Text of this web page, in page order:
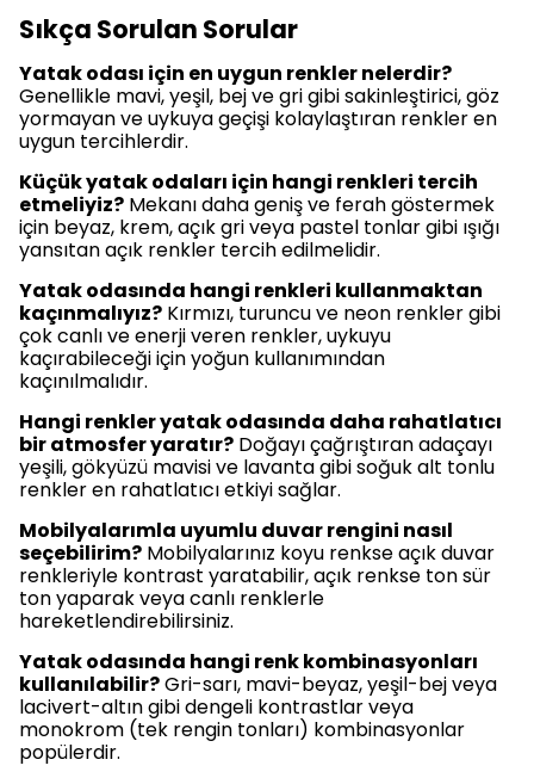
Sıkça Sorulan Sorular
Yatak odası için en uygun renkler nelerdir?
Genellikle mavi, yeşil, bej ve gri gibi sakinleştirici, göz
yormayan ve uykuya geçişi kolaylaştıran renkler en
uygun tercihlerdir.
Küçük yatak odaları için hangi renkleri tercih
etmeliyiz? Mekanı daha geniş ve ferah göstermek
için beyaz, krem, açık gri veya pastel tonlar gibi ışığı
yansıtan açık renkler tercih edilmelidir.
Yatak odasında hangi renkleri kullanmaktan
kaçınmalıyız? Kırmızı, turuncu ve neon renkler gibi
çok canlı ve enerji veren renkler, uykuyu
kaçırabileceği için yoğun kullanımından
kaçınılmalıdır.
Hangi renkler yatak odasında daha rahatlatıcı
bir atmosfer yaratır? Doğayı çağrıştıran adaçayı
yeşili, gökyüzü mavisi ve lavanta gibi soğuk alt tonlu
renkler en rahatlatıcı etkiyi sağlar.
Mobilyalarımla uyumlu duvar rengini nasıl
seçebilirim? Mobilyalarınız koyu renkse açık duvar
renkleriyle kontrast yaratabilir, açık renkse ton sür
ton yaparak veya canlı renklerle
hareketlendirebilirsiniz.
Yatak odasında hangi renk kombinasyonları
kullanılabilir?Gri-sarı, mavi-beyaz, yeşil-bej veya
lacivert-altın gibi dengeli kontrastlar veya
monokrom (tek rengin tonları) kombinasyonlar
popülerdir.